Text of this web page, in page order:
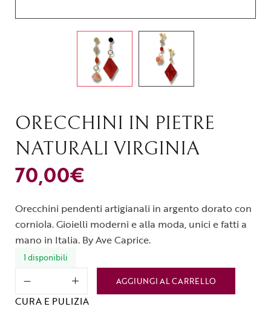
ORECCHINI IN PIETRE
NATURALI VIRGINIA
70,00€
Orecchini pendenti artigianali in argento dorato con
corniola. Gioielli moderni e alla moda, unici e fatti a
mano in Italia. By Ave Caprice.
1 disponibili
AGGIUNGI AL CARRELLO
CURA E PULIZIA